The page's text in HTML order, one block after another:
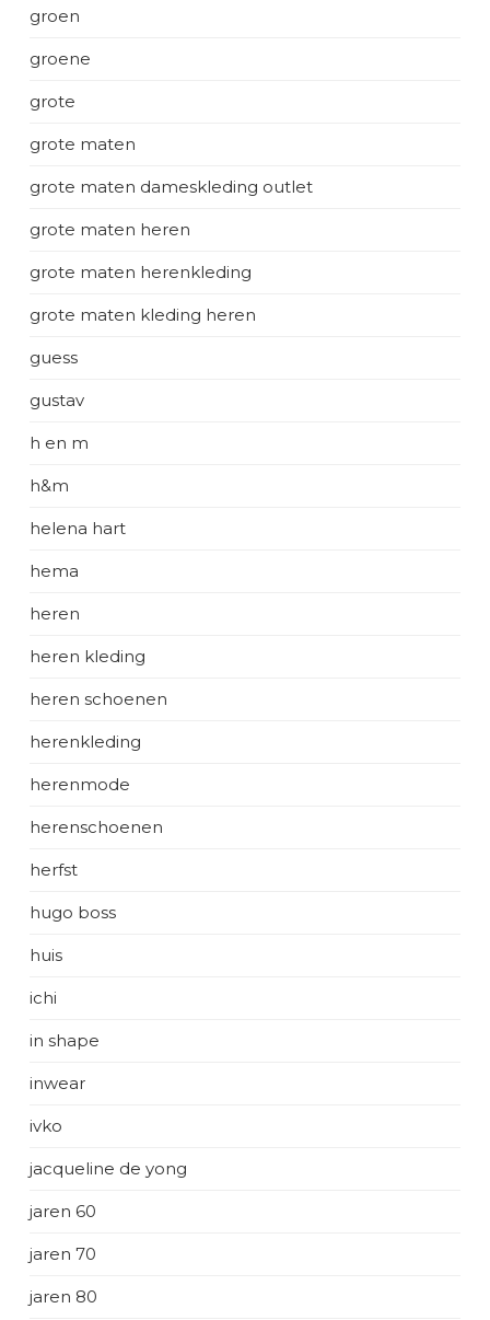
groen
groene
grote
grote maten
grote maten dameskleding outlet
grote maten heren
grote maten herenkleding
grote maten kleding heren
guess
gustav
h en m
h&m
helena hart
hema
heren
heren kleding
heren schoenen
herenkleding
herenmode
herenschoenen
herfst
hugo boss
huis
ichi
in shape
inwear
ivko
jacqueline de yong
jaren 60
jaren 70
jaren 80